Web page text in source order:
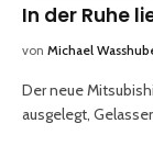
In der Ruhe
von Michael
Der neue
ausgelegt,